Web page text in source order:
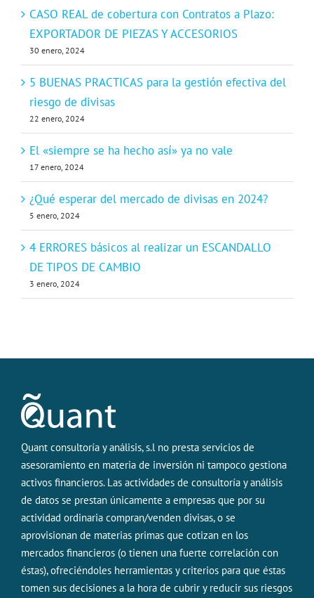
CASO REAL de cobertura con Contratos a Plazo:
EXPORTADOR DE PIEZAS Y ACCESORIOS
30 enero, 2024
5 BUENAS PRACTICAS para la gestión efectiva del
riesgo de divisas
22 enero, 2024
El «siempre se ha hecho así» ya no vale
17 enero, 2024
¿Qué esperar del mercado de divisas en 2024?
5 enero, 2024
4 ERRORES básicos al realizar un ESCANDALLO
DE TIPOS DE CAMBIO
3 enero, 2024
Quant consultoría y análisis, s.l no presta servicios de
asesoramiento en materia de inversión ni tampoco gestiona
activos financieros. Las actividades de consultoría y análisis
de datos se prestan únicamente a empresas que por su
actividad ordinaria compran/venden divisas, o se
aprovisionan de materias primas que cotizan en los
mercados financieros (o tienen una fuerte correlación con
éstas), ofreciéndoles herramientas y criterios para que éstas
tomen sus decisiones a la hora de cubrir y reducir sus riesgos